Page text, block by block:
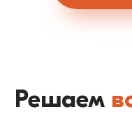
Решаем